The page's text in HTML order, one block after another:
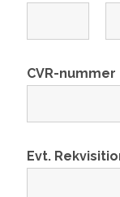
CVR-nummer
Evt.